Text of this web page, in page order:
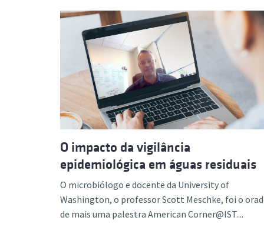
O impacto da vigilância
epidemiológica em águas residuais
O microbiólogo e docente da University of
Washington, o professor Scott Meschke, foi o
de mais uma palestra American Corner@IST....